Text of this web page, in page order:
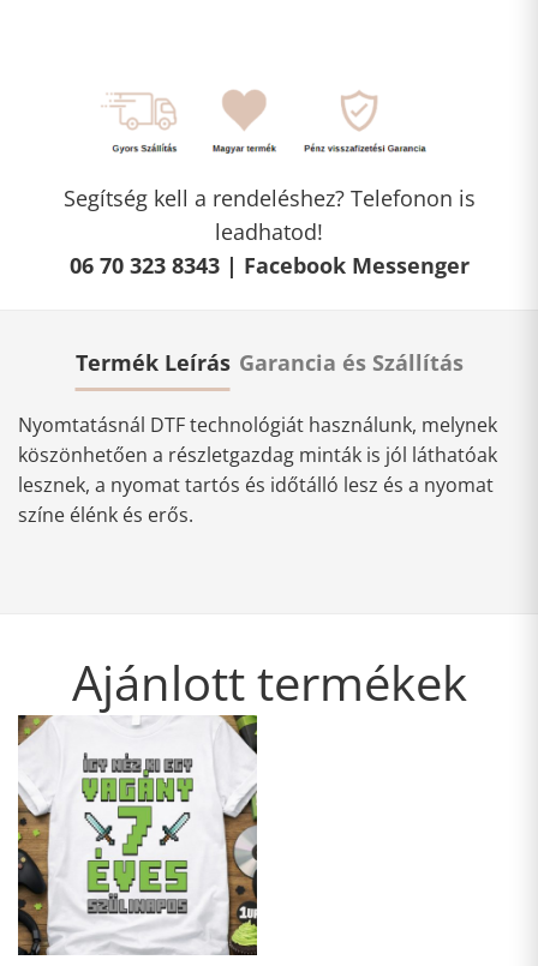
Segítség kell a rendeléshez? Telefonon is
leadhatod!
06 70 323 8343 | Facebook Messenger
Termék Leírás Garancia és Szállítás
Nyomtatásnál DTF technológiát használunk, melynek
köszönhetően a részletgazdag minták is jól láthatóak
lesznek, a nyomat tartós és időtálló lesz és a nyomat
színe élénk és erős.
Ajánlott termékek